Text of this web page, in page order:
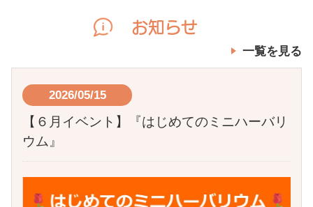
お知らせ
一覧を見る
2026/05/15
【６月イベント】『はじめてのミニハーバリ
ウム』